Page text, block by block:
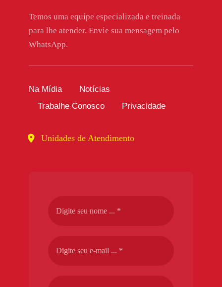
Temos uma equipe especializada e treinada
para lhe atender. Envie sua mensagem pelo
WhatsApp.
Na Mídia
Notícias
Trabalhe Conosco
Privacidade
Unidades de Atendimento